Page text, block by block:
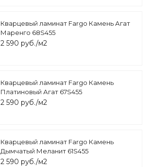
Кварцевый ламинат Fargo Камень Агат
Маренго 68S455
2 590 руб./м2
Кварцевый ламинат Fargo Камень
Платиновый Агат 67S455
2 590 руб./м2
Кварцевый ламинат Fargo Камень
Дымчатый Меланит 61S455
2 590 руб./м2